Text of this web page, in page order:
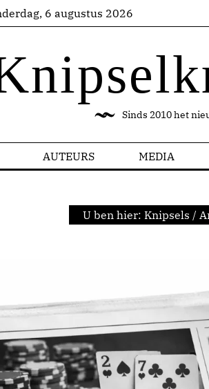
6 augustus 2026
Sinds 2010 het
AUTEURS MEDIA
U ben hier: Knipsels /